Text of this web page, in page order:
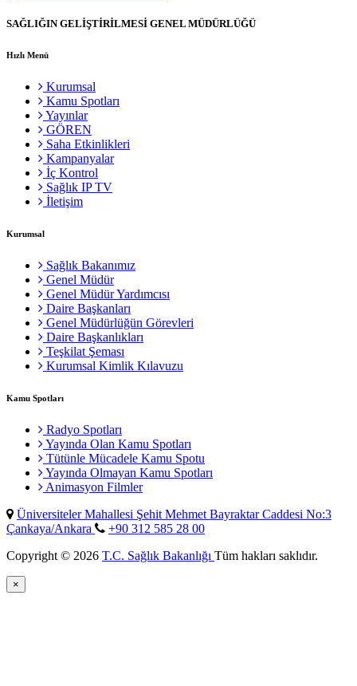
SAĞLIĞIN GELİŞTİRİLMESİ GENEL MÜDÜRLÜĞÜ
Hızlı Menü
Kurumsal
Kamu Spotları
Yayınlar
GÖREN
Saha Etkinlikleri
Kampanyalar
İç Kontrol
Sağlık IP TV
İletişim
Kurumsal
Sağlık Bakanımız
Genel Müdür
Genel Müdür Yardımcısı
Daire Başkanları
Genel Müdürlüğün Görevleri
Daire Başkanlıkları
Teşkilat Şeması
Kurumsal Kimlik Kılavuzu
Kamu Spotları
Radyo Spotları
Yayında Olan Kamu Spotları
Tütünle Mücadele Kamu Spotu
Yayında Olmayan Kamu Spotları
Animasyon Filmler
Üniversiteler Mahallesi Şehit Mehmet Bayraktar Caddesi No:3
Çankaya/Ankara
+90 312 585 28 00
Copyright © 2026 T.C. Sağlık Bakanlığı Tüm hakları saklıdır.
×